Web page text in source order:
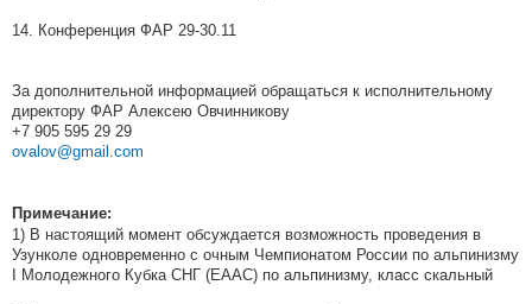
14. Конференция ФАР 29-30.11
За дополнительной информацией обращаться к исполнительному
директору ФАР Алексею Овчинникову
+7 905 595 29 29
ovalov@gmail.com
Примечание:
1) В настоящий момент обсуждается возможность проведения в
Узунколе одновременно с очным Чемпионатом России по альпинизму
I Молодежного Кубка СНГ (ЕААС) по альпинизму, класс скальный